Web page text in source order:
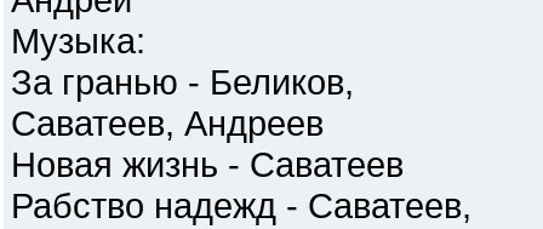
Музыка:
За гранью - Беликов,
Саватеев, Андреев
Новая жизнь - Саватеев
Рабство надежд - Саватеев,